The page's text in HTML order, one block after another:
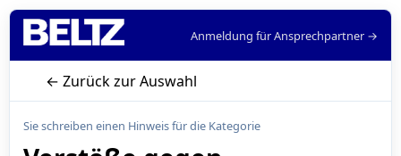
Anmeldung für Ansprechpartner →
← Zurück zur Auswahl
Sie schreiben einen Hinweis für die Kategorie